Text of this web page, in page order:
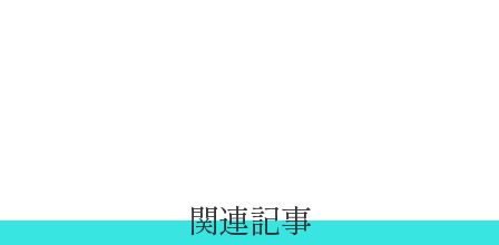
関連記事